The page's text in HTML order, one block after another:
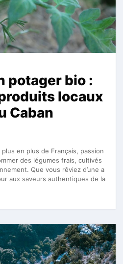
potager bio :
locaux
Caban
en plus de Français, passion
des légumes frais, cultivés
Que vous rêviez d’une a
aux saveurs authentiques de la